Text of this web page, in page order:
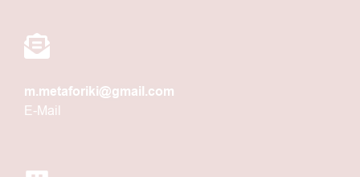
m.metaforiki@gmail.com
E-Mail